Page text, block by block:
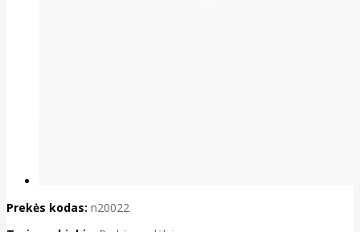
Prekės kodas: n20022